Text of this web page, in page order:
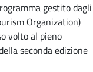
gestito dagli
Organization)
volto al pieno
seconda edizione